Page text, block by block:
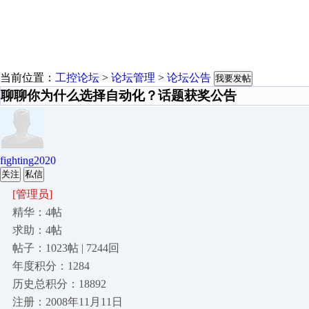
当前位置： 工控论坛 > 论坛管理 > 论坛公告 我要发帖
聊聊你为什么选择自动化？话题获奖公告
fighting2020
关注 私信
[管理员]
精华：4帖
求助：4帖
帖子：1023帖 | 7244回
年度积分：1284
历史总积分：18892
注册：2008年11月11日